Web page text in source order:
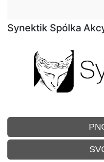
Synektik Spólka